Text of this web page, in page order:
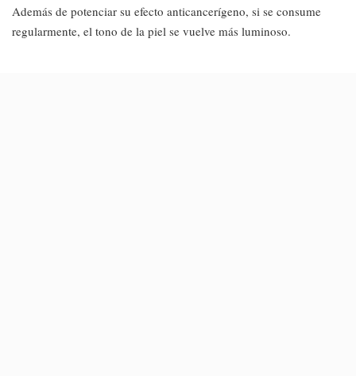
Además de potenciar su efecto anticancerígeno, si se consume
regularmente, el tono de la piel se vuelve más luminoso.